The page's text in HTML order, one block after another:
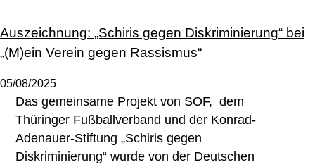
Auszeichnung: „Schiris gegen Diskriminierung“ bei
„(M)ein Verein gegen Rassismus“
05/08/2025
Das gemeinsame Projekt von SOF, dem
Thüringer Fußballverband und der Konrad-
Adenauer-Stiftung „Schiris gegen
Diskriminierung“ wurde von der Deutschen